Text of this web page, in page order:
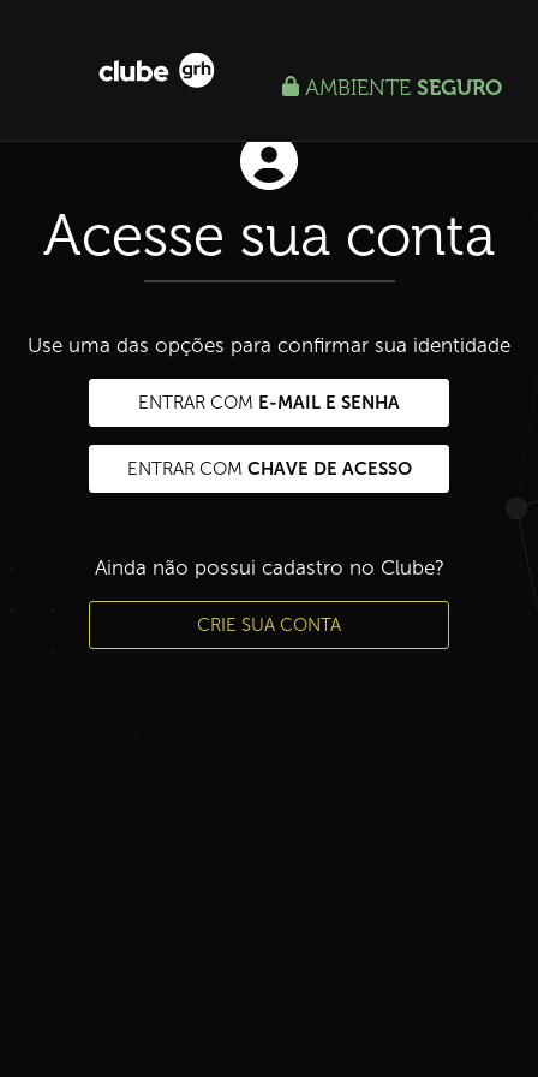
AMBIENTE SEGURO
Acesse sua conta
Use uma das opções para confirmar sua identidade
ENTRAR COM E-MAIL E SENHA
ENTRAR COM CHAVE DE ACESSO
Ainda não possui cadastro no Clube?
CRIE SUA CONTA